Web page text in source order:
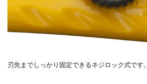
刃先までしっかり固定できるネジロック式です。